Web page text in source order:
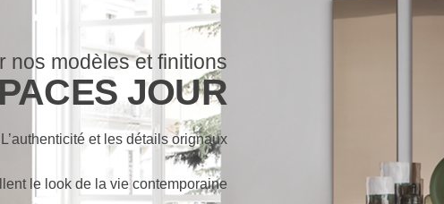
nos modèles et finitions
JOUR
L’authenticité et les détails orignaux
le look de la vie contemporaine